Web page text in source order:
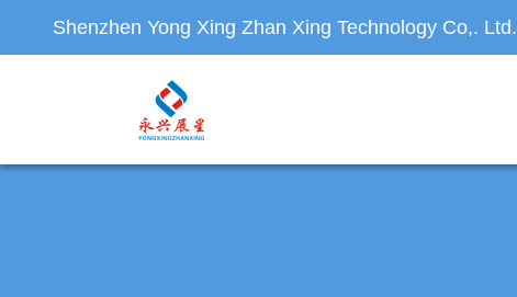
Shenzhen Yong Xing Zhan Xing Technology Co,. Ltd.